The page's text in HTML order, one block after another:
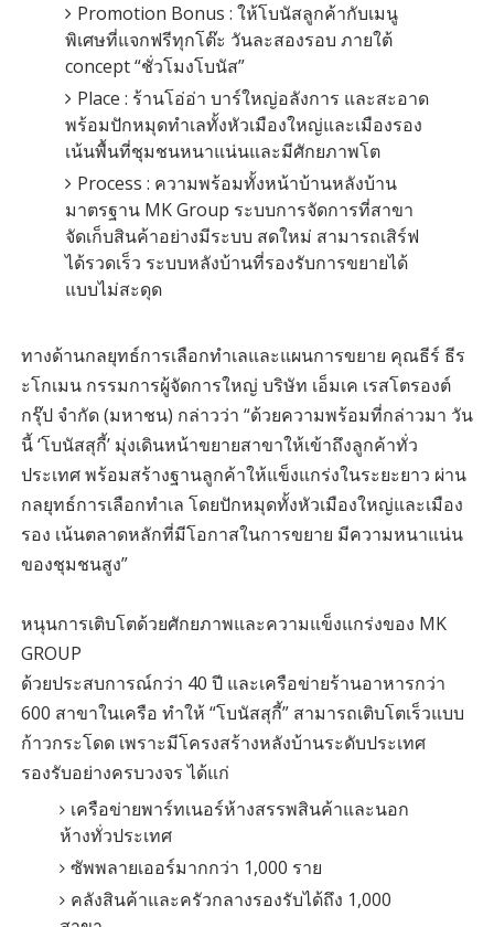
Promotion Bonus : ให้โบนัสลูกค้ากับเมนู
พิเศษที่แจกฟรีทุกโต๊ะ วันละสองรอบ ภายใต้
concept “ชั่วโมงโบนัส”
Place : ร้านโอ่อ่า บาร์ใหญ่อลังการ และสะอาด
พร้อมปักหมุดทำเลทั้งหัวเมืองใหญ่และเมืองรอง
เน้นพื้นที่ชุมชนหนาแน่นและมีศักยภาพโต
Process : ความพร้อมทั้งหน้าบ้านหลังบ้าน
มาตรฐาน MK Group ระบบการจัดการที่สาขา
จัดเก็บสินค้าอย่างมีระบบ สดใหม่ สามารถเสิร์ฟ
ได้รวดเร็ว ระบบหลังบ้านที่รองรับการขยายได้
แบบไม่สะดุด
ทางด้านกลยุทธ์การเลือกทำเลและแผนการขยาย คุณธีร์ ธีร
ะโกเมน กรรมการผู้จัดการใหญ่ บริษัท เอ็มเค เรสโตรองต์
กรุ๊ป จำกัด (มหาชน) กล่าวว่า “ด้วยความพร้อมที่กล่าวมา วัน
นี้ ‘โบนัสสุกี้’ มุ่งเดินหน้าขยายสาขาให้เข้าถึงลูกค้าทั่ว
ประเทศ พร้อมสร้างฐานลูกค้าให้แข็งแกร่งในระยะยาว ผ่าน
กลยุทธ์การเลือกทำเล โดยปักหมุดทั้งหัวเมืองใหญ่และเมือง
รอง เน้นตลาดหลักที่มีโอกาสในการขยาย มีความหนาแน่น
ของชุมชนสูง”
หนุนการเติบโตด้วยศักยภาพและความแข็งแกร่งของ MK
GROUP
ด้วยประสบการณ์กว่า 40 ปี และเครือข่ายร้านอาหารกว่า
600 สาขาในเครือ ทำให้ “โบนัสสุกี้” สามารถเติบโตเร็วแบบ
ก้าวกระโดด เพราะมีโครงสร้างหลังบ้านระดับประเทศ
รองรับอย่างครบวงจร ได้แก่
เครือข่ายพาร์ทเนอร์ห้างสรรพสินค้าและนอก
ห้างทั่วประเทศ
ซัพพลายเออร์มากกว่า 1,000 ราย
คลังสินค้าและครัวกลางรองรับได้ถึง 1,000